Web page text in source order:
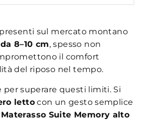
sul mercato montano
8–10 cm, spesso non
il comfort
del riposo nel tempo.
per superare questi limiti. Si
lettocon un gesto semplice
Materasso Suite Memory alto